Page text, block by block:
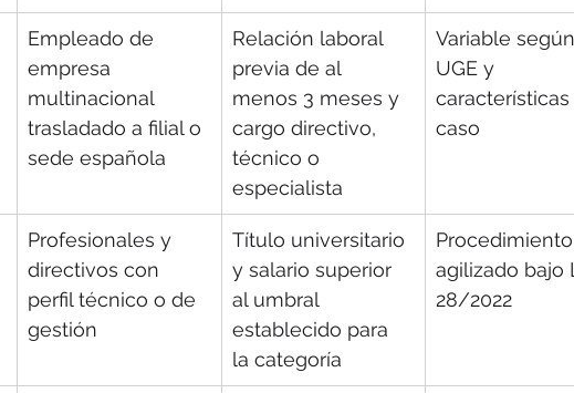
Empleado de
empresa
multinacional
trasladado a filial o
sede española
Relación laboral
previa de al
menos 3 meses y
cargo directivo,
técnico o
especialista
Variable según
UGE y
caso
Profesionales y
directivos con
perfil técnico o de
gestión
Título universitario
y salario superior
al umbral
establecido para
la categoría
Procedimiento
agilizado bajo
28/2022